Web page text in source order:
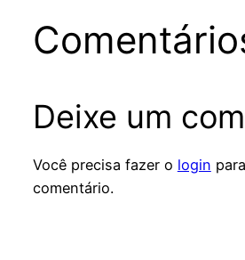
Deixe um
Você precisa fazer o login
comentário.